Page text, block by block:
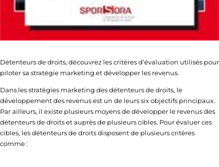
Détenteurs de droits, découvrez les critères d’évaluation utilisés pour
piloter sa stratégie marketing et développer les revenus.
Dans les stratégies marketing des détenteurs de droits, le
développement des revenus est un de leurs six objectifs principaux.
Par ailleurs, il existe plusieurs moyens de développer le revenus des
détenteurs de droits et auprès de plusieurs cibles. Pour évaluer ces
cibles, les détenteurs de droits disposent de plusieurs critères
comme :